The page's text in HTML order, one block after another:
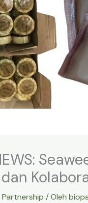
Partnership / Oleh